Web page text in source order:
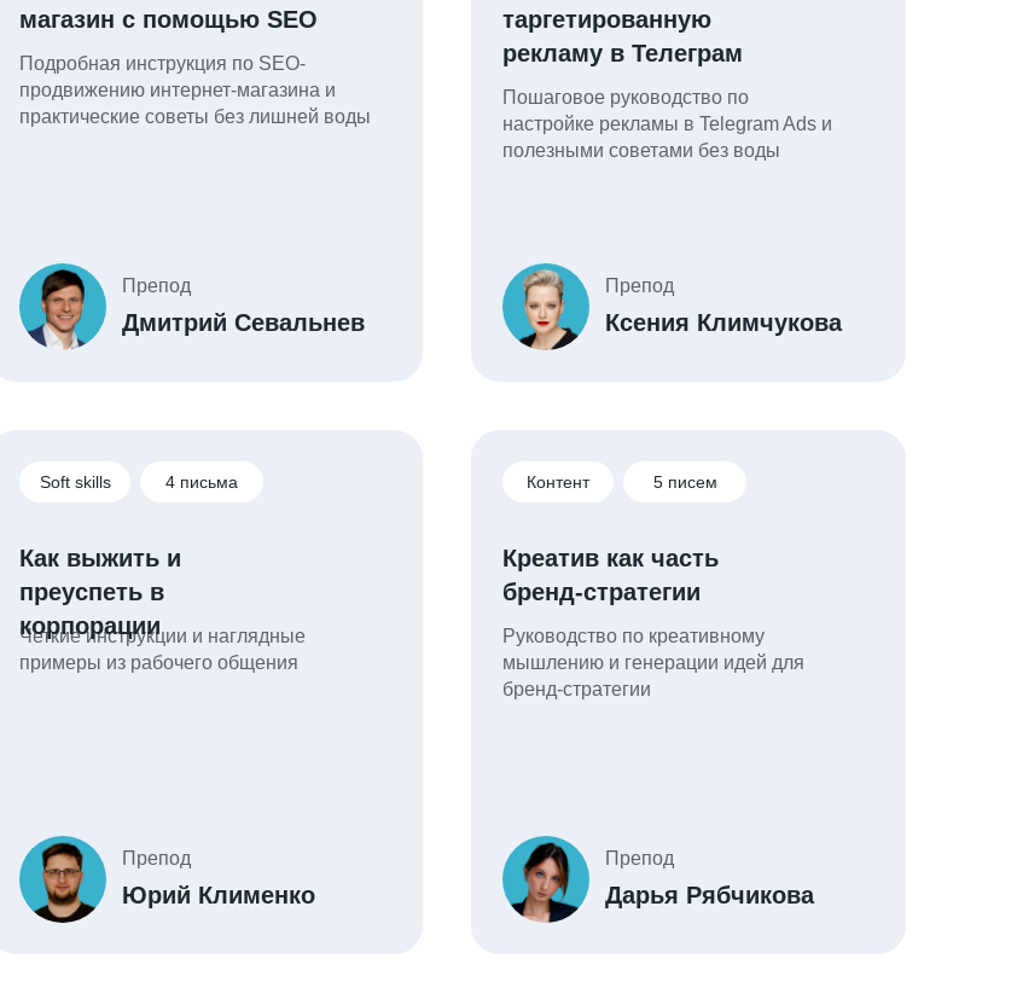
магазин с помощью SEO
Подробная инструкция по SEO-
продвижению интернет-магазина и
практические советы без лишней воды
Дмитрий Севальнев
Препод
таргетированную
рекламу в Телеграм
Пошаговое руководство по
настройке рекламы в Telegram Ads и
полезными советами без воды
Ксения Климчукова
Препод
Как выжить и
преуспеть в
корпорации
Четкие инструкции и наглядные
примеры из рабочего общения
Юрий Клименко
Препод
Soft skills 4 письма
Креатив как часть
бренд-стратегии
Руководство по креативному
мышлению и генерации идей для
бренд-стратегии
Дарья Рябчикова
Препод
Контент 5 писем